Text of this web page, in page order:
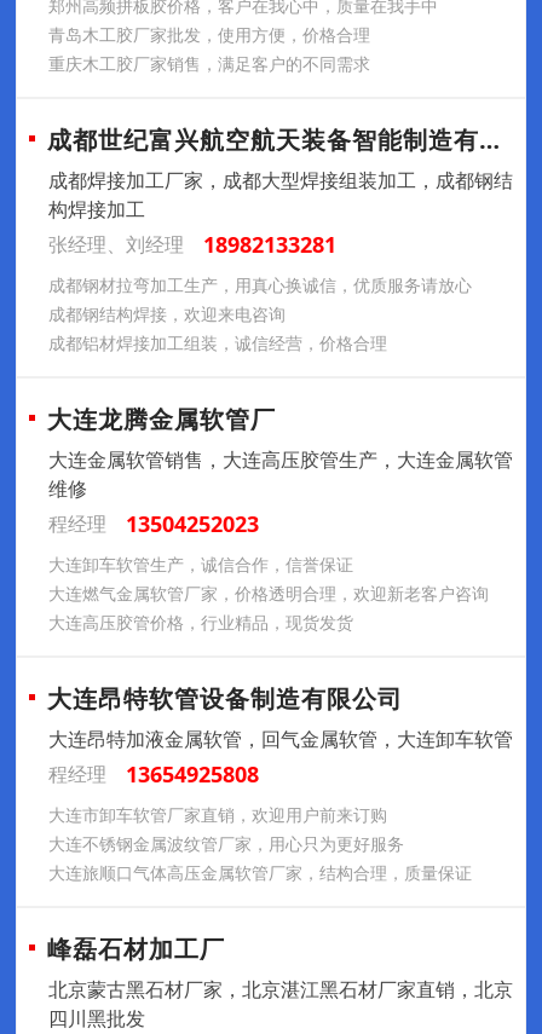
郑州高频拼板胶价格，客户在我心中，质量在我手中
青岛木工胶厂家批发，使用方便，价格合理
重庆木工胶厂家销售，满足客户的不同需求
成都世纪富兴航空航天装备智能制造有限公司
成都焊接加工厂家，成都大型焊接组装加工，成都钢结
构焊接加工
张经理、刘经理
18982133281
成都钢材拉弯加工生产，用真心换诚信，优质服务请放心
成都钢结构焊接，欢迎来电咨询
成都铝材焊接加工组装，诚信经营，价格合理
大连龙腾金属软管厂
大连金属软管销售，大连高压胶管生产，大连金属软管
维修
程经理
13504252023
大连卸车软管生产，诚信合作，信誉保证
大连燃气金属软管厂家，价格透明合理，欢迎新老客户咨询
大连高压胶管价格，行业精品，现货发货
大连昂特软管设备制造有限公司
大连昂特加液金属软管，回气金属软管，大连卸车软管
程经理
13654925808
大连市卸车软管厂家直销，欢迎用户前来订购
大连不锈钢金属波纹管厂家，用心只为更好服务
大连旅顺口气体高压金属软管厂家，结构合理，质量保证
峰磊石材加工厂
北京蒙古黑石材厂家，北京湛江黑石材厂家直销，北京
四川黑批发